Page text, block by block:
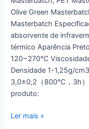
Olive Green
Masterbatch
absorvente de
térmico Aparência
120~270℃
Densidade 1-1,25g/
3,0±0,2（800℃，3h）
produto:
Ler mais »